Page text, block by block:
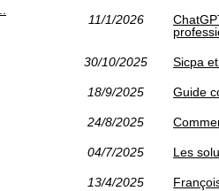
11/1/2026
30/10/2025 Sicpa
18/9/2025 Guide
24/8/2025
04/7/2025 Les
13/4/2025